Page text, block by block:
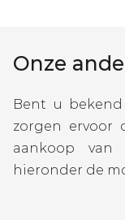
Onze
Bent u
zorgen ervoor
aankoop
hieronder de